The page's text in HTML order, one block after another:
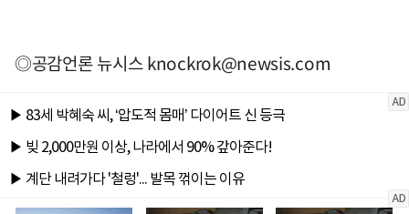
◎공감언론 뉴시스knockrok@newsis.com